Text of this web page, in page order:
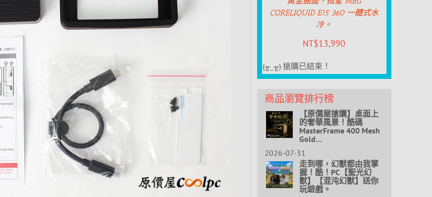
CORELIQUID E15 360 一體式水
冷。
NT$13,990
(╥_╥) 搶購已結束！
商品瀏覽排行榜
【原價屋搶購】桌面上
的奢華風景！酷碼
MasterFrame 400 Mesh
Gold…
2026-07-31
走到哪，幻獸都由我掌
握！酷！PC【聖光幻
獸】【混沌幻獸】送你
玩遊戲。